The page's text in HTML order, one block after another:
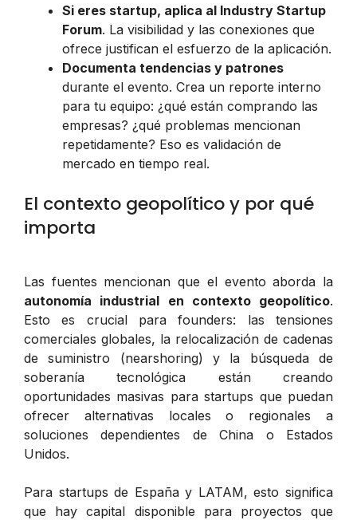
Si eres startup, aplica al Industry Startup
Forum. La visibilidad y las conexiones que
ofrece justifican el esfuerzo de la aplicación.
Documenta tendencias y patrones
durante el evento. Crea un reporte interno
para tu equipo: ¿qué están comprando las
empresas? ¿qué problemas mencionan
repetidamente? Eso es validación de
mercado en tiempo real.
El contexto geopolítico y por qué
importa
Las fuentes mencionan que el evento aborda la
autonomía industrial en contexto geopolítico.
Esto es crucial para founders: las tensiones
comerciales globales, la relocalización de cadenas
de suministro (nearshoring) y la búsqueda de
soberanía tecnológica están creando
oportunidades masivas para startups que puedan
ofrecer alternativas locales o regionales a
soluciones dependientes de China o Estados
Unidos.
Para startups de España y LATAM, esto significa
que hay capital disponible para proyectos que